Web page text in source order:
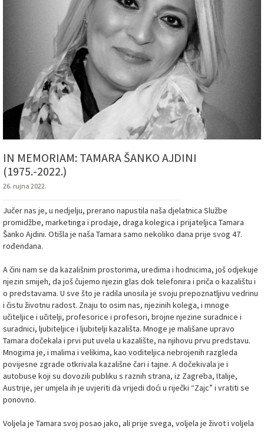
IN MEMORIAM: TAMARA ŠANKO AJDINI
(1975.-2022.)
26. rujna 2022.
Jučer nas je, u nedjelju, prerano napustila naša djelatnica Službe
promidžbe, marketinga i prodaje, draga kolegica i prijateljica Tamara
Šanko Ajdini. Otišla je naša Tamara samo nekoliko dana prije svog 47.
rođendana.
A čini nam se da kazališnim prostorima, uredima i hodnicima, još odjekuje
njezin smijeh, da još čujemo njezin glas dok telefonira i priča o kazalištu i
o predstavama. U sve što je radila unosila je svoju prepoznatljivu vedrinu
i čistu životnu radost. Znaju to osim nas, njezinih kolega, i mnoge
učiteljice i učitelji, profesorice i profesori, brojne njezine suradnice i
suradnici, ljubiteljice i ljubitelji kazališta. Mnoge je mališane upravo
Tamara dočekala i prvi put uvela u kazalište, na njihovu prvu predstavu.
Mnogima je, i malima i velikima, kao voditeljica nebrojenih razgleda
povijesne zgrade otkrivala kazališne čari i tajne. A dočekivala je i
autobuse koji su dovozili publiku s raznih strana, iz Zagreba, Italije,
Austrije, jer umjela ih je uvjeriti da vrijedi doći u riječki “Zajc” i vratiti se
ponovno.
Voljela je Tamara svoj posao jako, ali prije svega, voljela je život i voljela